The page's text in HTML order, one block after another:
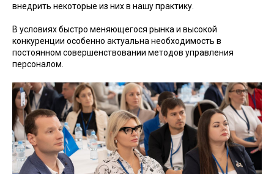
внедрить некоторые из них в нашу практику.
В условиях быстро меняющегося рынка и высокой
конкуренции особенно актуальна необходимость в
постоянном совершенствовании методов управления
персоналом.